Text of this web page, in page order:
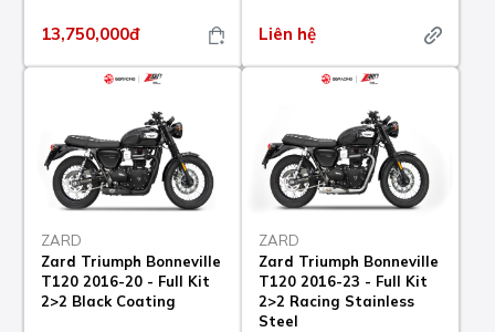
13,750,000đ Liên hệ
ZARD
Zard Triumph Bonneville
T120 2016-20 - Full Kit
2>2 Black Coating
ZARD
Zard Triumph Bonneville
T120 2016-23 - Full Kit
2>2 Racing Stainless
Steel